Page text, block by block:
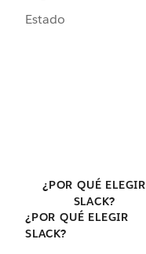
Estado
¿POR QUÉ ELEGIR
SLACK?
¿POR QUÉ ELEGIR
SLACK?